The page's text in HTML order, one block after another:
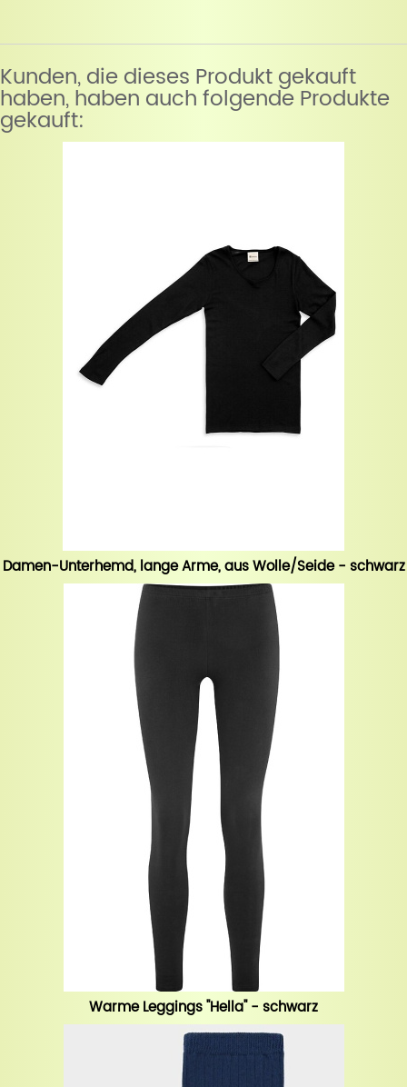
Kunden, die dieses Produkt gekauft
haben, haben auch folgende Produkte
gekauft:
Damen-Unterhemd, lange Arme, aus Wolle/Seide - schwarz
Warme Leggings "Hella" - schwarz